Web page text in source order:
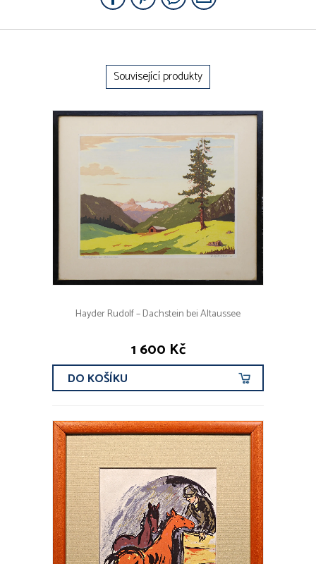
Související produkty
Hayder Rudolf – Dachstein bei Altaussee
1 600 Kč
DO KOŠÍKU